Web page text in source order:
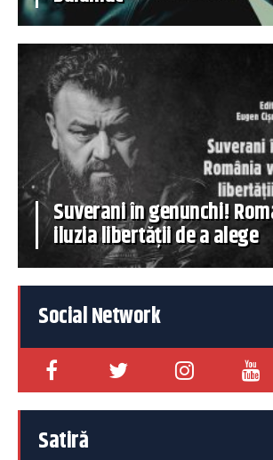
Suverani în genunchi!
iluzia libertății de a alege
Social Network
Satiră